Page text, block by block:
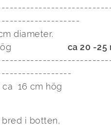
diameter.
cm hög ca 20 -
ca  16 cm hög
i botten,